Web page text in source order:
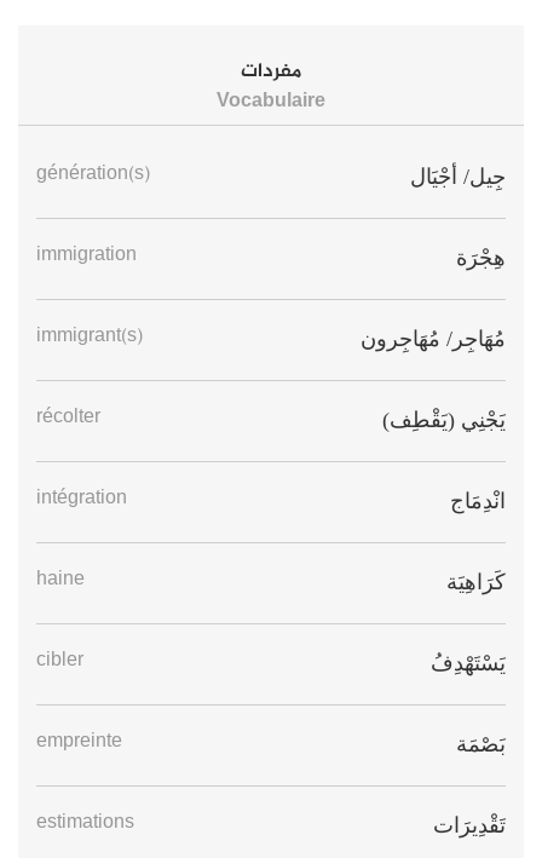
مفردات
Vocabulaire
جِيل/ أجْيَال génération(s)
هِجْرَة immigration
مُهَاجِر/ مُهَاجِرون immigrant(s)
يَجْنِي (يَقْطِف) récolter
انْدِمَاج intégration
كَرَاهِيَة haine
يَسْتَهْدِفُ cibler
بَصْمَة empreinte
تَقْدِيرَات estimations